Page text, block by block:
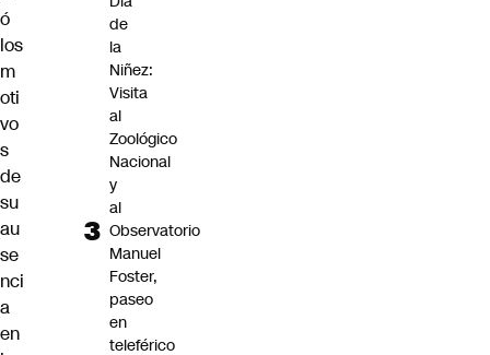
ó
los
m
oti
vo
s
de
su
au
se
nci
a
en
de
la
Niñez:
Visita
al
Zoológico
Nacional
y
al
Observatorio
Manuel
Foster,
paseo
en
teleférico